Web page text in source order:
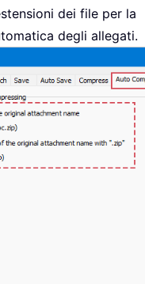
dei file per la
degli allegati.